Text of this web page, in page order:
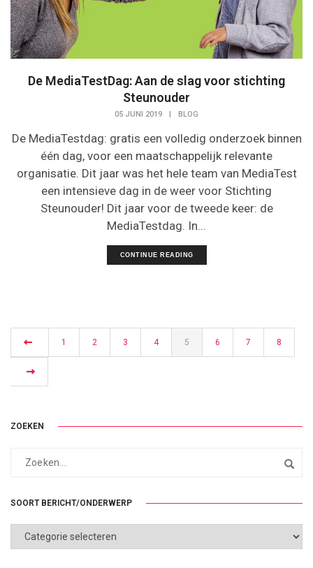
De MediaTestDag: Aan de slag voor stichting
Steunouder
05 JUNI 2019 | BLOG
De MediaTestdag: gratis een volledig onderzoek binnen
één dag, voor een maatschappelijk relevante
organisatie. Dit jaar was het hele team van MediaTest
een intensieve dag in de weer voor Stichting
Steunouder! Dit jaar voor de tweede keer: de
MediaTestdag. In...
CONTINUE READING
1 2 3 4 5 6 7 8
ZOEKEN
SOORT BERICHT/ONDERWERP
SOORT
BERICHT/ONDERWERP